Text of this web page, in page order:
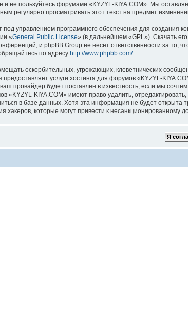
и не пользуйтесь форумами «KYZYL-KIYA.COM». Мы
регулярно просматривать этот текст на предмет
управлением программного обеспечения для создания
«General Public License» (в дальнейшем «GPL»). Скачать
и phpBB Group не несёт ответственности за то,
по адресу http://www.phpbb.com/.
оскорбительных, угрожающих, клеветнических
предоставляет услуги хостинга для форумов «KYZYL-
провайдер будет поставлен в известность, если мы
«KYZYL-KIYA.COM» имеют право удалить,
в базе данных. Хотя эта информация не будет
хакеров, которые могут привести к несанкционированному